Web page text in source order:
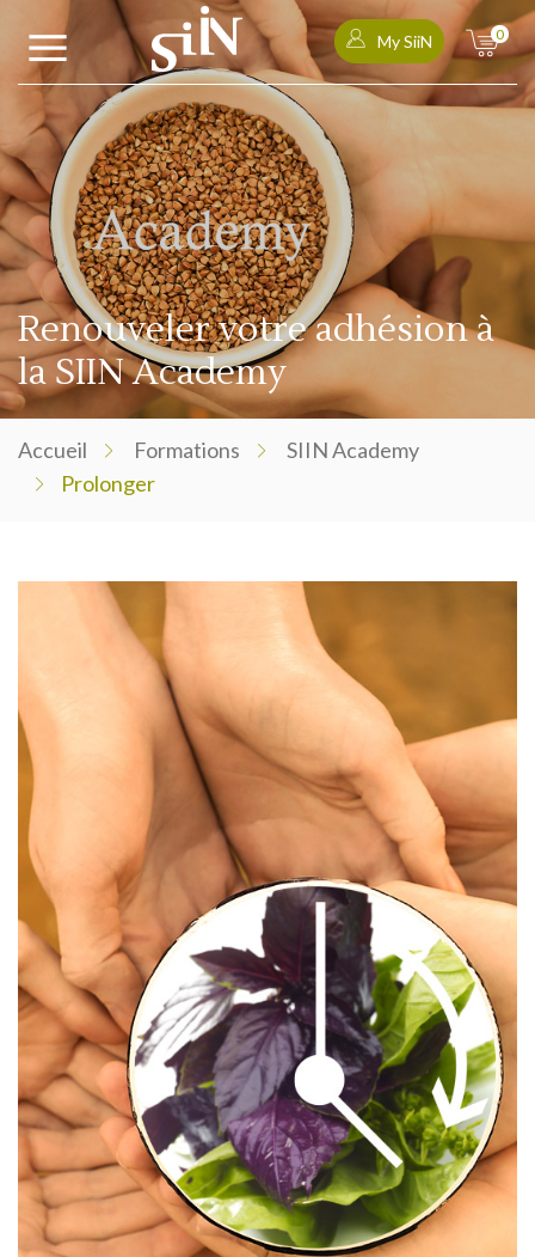
My SiiN 0
Renouveler votre adhésion à
la SIIN Academy
Accueil Formations
SIIN Academy
Prolonger